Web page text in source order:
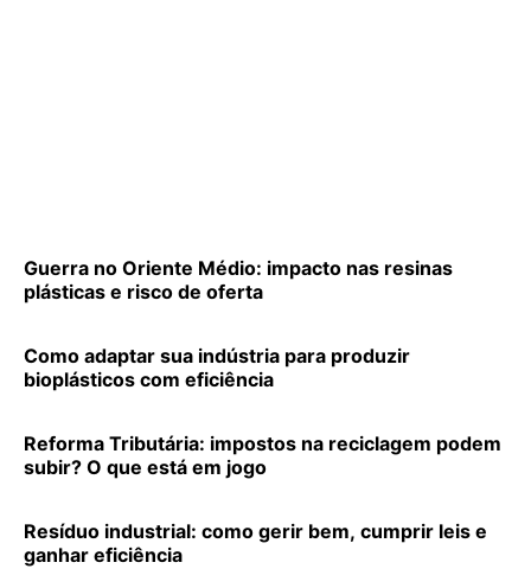
Guerra no Oriente Médio: impacto nas resinas
plásticas e risco de oferta
Como adaptar sua indústria para produzir
bioplásticos com eficiência
Reforma Tributária: impostos na reciclagem podem
subir? O que está em jogo
Resíduo industrial: como gerir bem, cumprir leis e
ganhar eficiência